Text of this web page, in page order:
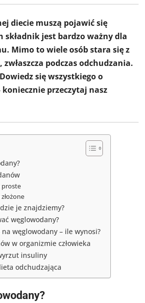
diecie muszą pojawić się
składnik jest bardzo ważny dla
Mimo to wiele osób stara się z
podczas odchudzania.
się wszystkiego o
przeczytaj nasz
proste
je znajdziemy?
węglowodany?
węglowodany – ile wynosi?
w organizmie człowieka
insuliny
odchudzająca